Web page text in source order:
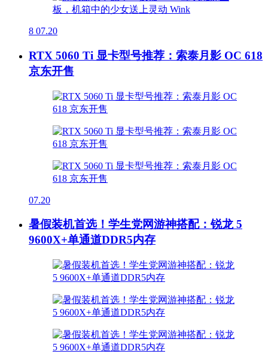
8 07.20
RTX 5060 Ti 显卡型号推荐：索泰月影 OC 618
京东开售
07.20
暑假装机首选！学生党网游神搭配：锐龙 5
9600X+单通道DDR5内存